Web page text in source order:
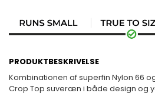
PRODUKTBESKRIVELSE
Kombinationen af superfin Nylon 66
Crop Top suveræn i både design og